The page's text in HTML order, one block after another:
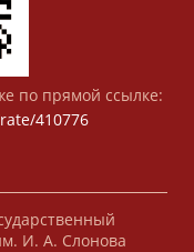
по прямой ссылке:
410776
И. А. Слонова